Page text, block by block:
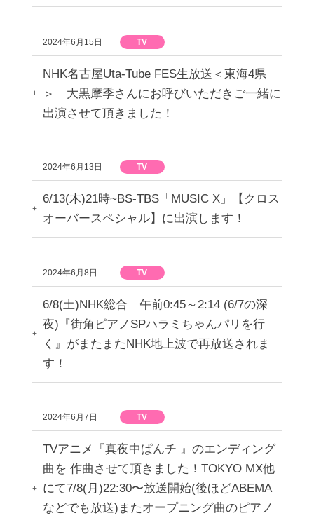
2024年6月15日 TV
NHK名古屋Uta-Tube FES生放送＜東海4県
＞ 大黒摩季さんにお呼びいただきご一緒に
出演させて頂きました！
2024年6月13日 TV
6/13(木)21時~BS-TBS「MUSIC X」【クロス
オーバースペシャル】に出演します！
2024年6月8日 TV
6/8(土)NHK総合 午前0:45～2:14 (6/7の深
夜)『街角ピアノSPハラミちゃんパリを行
く』がまたまたNHK地上波で再放送されま
す！
2024年6月7日 TV
TVアニメ『真夜中ぱんチ 』のエンディング
曲を 作曲させて頂きました！TOKYO MX他
にて7/8(月)22:30〜放送開始(後ほどABEMA
などでも放送)またオープニング曲のピアノ